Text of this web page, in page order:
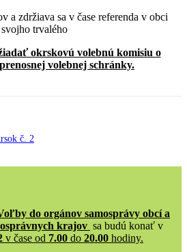
a zdržiava sa v čase referenda v obci
svojho trvalého
okrskovú volebnú komisiu o
volebnej schránky.
č. 2
do orgánov samosprávy obcí a
krajov sa budú konať v
v čase od 7.00 do 20.00 hodiny.